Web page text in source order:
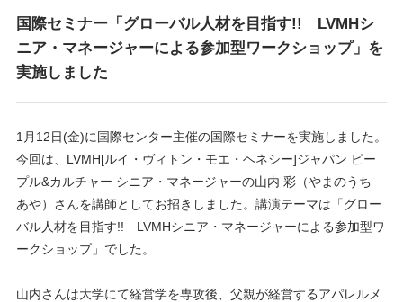
国際セミナー「グローバル人材を目指す!! LVMHシ
ニア・マネージャーによる参加型ワークショップ」を
実施しました
1月12日(金)に国際センター主催の国際セミナーを実施しました。
今回は、LVMH[ルイ・ヴィトン・モエ・ヘネシー]ジャパン ピー
プル&カルチャー シニア・マネージャーの山内 彩（やまのうち
あや）さんを講師としてお招きしました。講演テーマは「グロー
バル人材を目指す!! LVMHシニア・マネージャーによる参加型ワ
ークショップ」でした。
山内さんは大学にて経営学を専攻後、父親が経営するアパレルメ